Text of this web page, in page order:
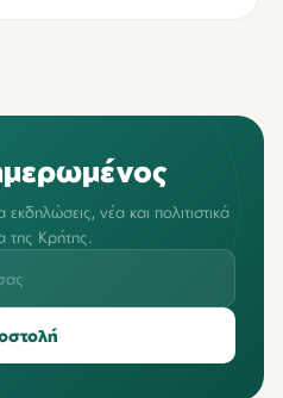
νέα και πολιτιστικά
της Κρήτης.